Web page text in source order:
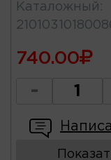
Каталожный :
740.00
-